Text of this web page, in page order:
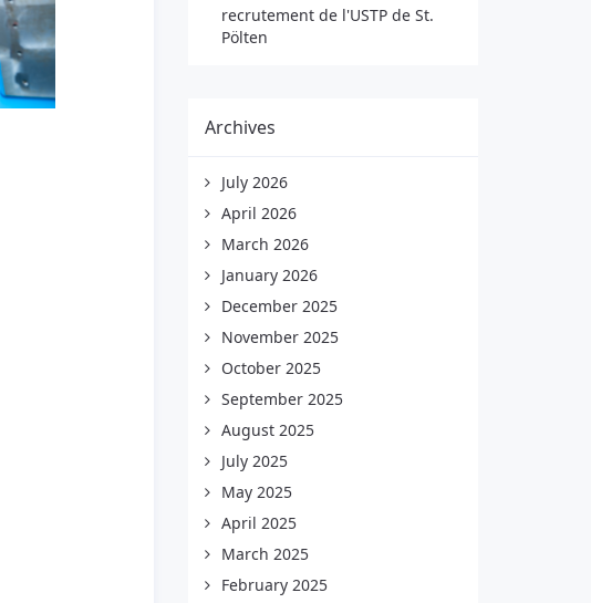
recrutement de l'USTP de St.
Pölten
Archives
July 2026
April 2026
March 2026
January 2026
December 2025
November 2025
October 2025
September 2025
August 2025
July 2025
May 2025
April 2025
March 2025
February 2025